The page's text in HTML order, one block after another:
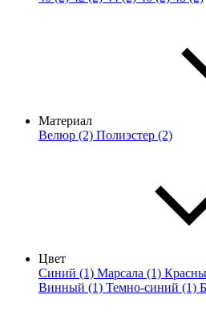
Материал
Велюр (2) Полиэстер (2)
Цвет
Синий (1) Марсала (1)
Винный (1) Темно-синий (1)